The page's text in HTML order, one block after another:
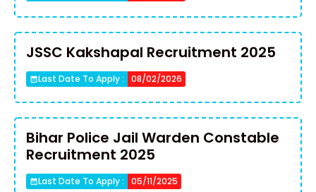
JSSC Kakshapal Recruitment 2025
Last Date To Apply : 08/02/2026
Bihar Police Jail Warden Constable
Recruitment 2025
Last Date To Apply : 05/11/2025